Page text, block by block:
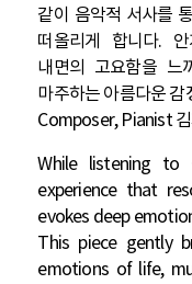
같이 음악적 서사를
떠올리게 합니다.
내면의 고요함을 느
마주하는 아름다운 감
Composer, Pianist
While listening to
experience that
evokes deep
This piece gently
emotions of life,